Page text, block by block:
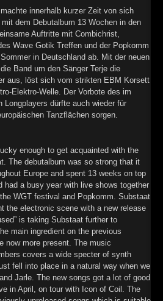
Tod innerhalb kurzer Zeit von sich
dem Debutalbum 13 Wochen in den
Auftritte mit Combichrist,
Wave Gotik Treffen und der Popkomm
in Deutschland ab. Mit der neuen
Band um den Sänger Terje die
aus, löst sich vom strikten EBM Korsett
Elektro-Welle. Der Vorbote des im
Longplayers dürfte auch wieder für
Tanzflächen sorgen.
enough to get acquainted with the
The debutalbum was so strong that it
Europe and spent 13 weeks on top
had a busy year with live shows together
WGT festival and Popkomm. Substaat
the electronic scene with a new release
is taking Substaat further to
main ingredient on the previous
now more present. The music
covers a wide specter of synth
fell into place in a natural way when we
Jarle. The new songs got a lot of good
in April, on tour with Icon of Coil. The